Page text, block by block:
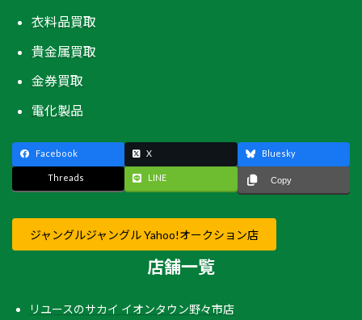
衣料品買取
貴金属買取
金券買取
電化製品
Facebook X Bluesky
Threads LINE Copy
ジャングルジャングル Yahoo!オークション店
店舗一覧
リユースのサカイ イオンタウン野々市店